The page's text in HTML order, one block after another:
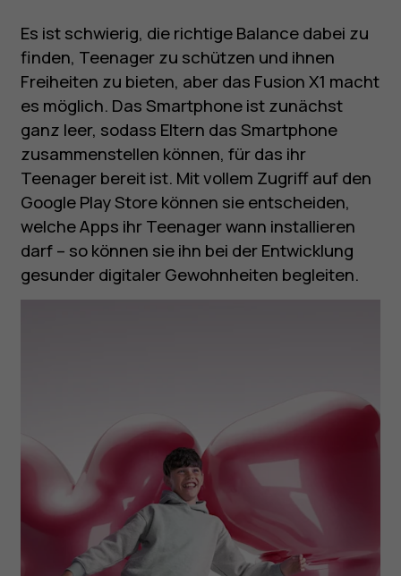
Es ist schwierig, die richtige Balance dabei zu
finden, Teenager zu schützen und ihnen
Freiheiten zu bieten, aber das Fusion X1 macht
es möglich. Das Smartphone ist zunächst
ganz leer, sodass Eltern das Smartphone
zusammenstellen können, für das ihr
Teenager bereit ist. Mit vollem Zugriff auf den
Google Play Store können sie entscheiden,
welche Apps ihr Teenager wann installieren
darf – so können sie ihn bei der Entwicklung
gesunder digitaler Gewohnheiten begleiten.